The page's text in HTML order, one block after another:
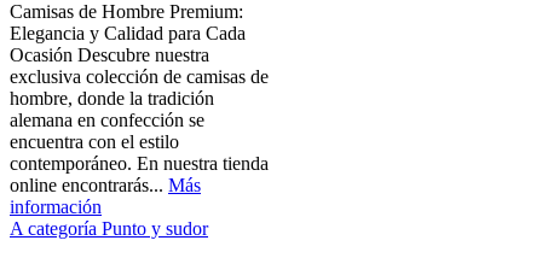
Camisas de Hombre Premium:
Elegancia y Calidad para Cada
Ocasión Descubre nuestra
exclusiva colección de camisas de
hombre, donde la tradición
alemana en confección se
encuentra con el estilo
contemporáneo. En nuestra tienda
online encontrarás... Más
información
A categoría Punto y sudor